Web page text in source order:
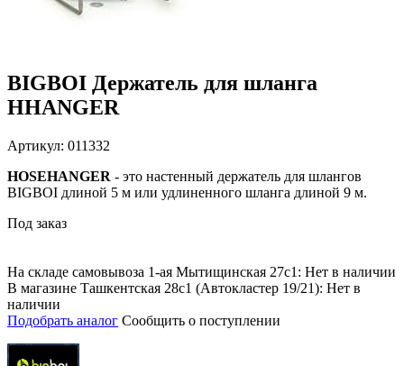
BIGBOI Держатель для шланга
HHANGER
Артикул: 011332
HOSEHANGER - это настенный держатель для шлангов
BIGBOI длиной 5 м или удлиненного шланга длиной 9 м.
Под заказ
На складе самовывоза 1-ая Мытищинская 27с1: Нет в наличии
В магазине Ташкентская 28с1 (Автокластер 19/21): Нет в
наличии
Подобрать аналог Сообщить о поступлении